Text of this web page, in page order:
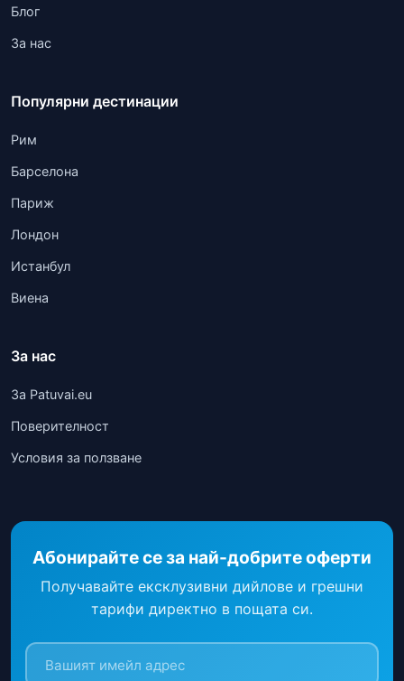
Блог
За нас
Популярни дестинации
Рим
Барселона
Париж
Лондон
Истанбул
Виена
За нас
За Patuvai.eu
Поверителност
Условия за ползване
Абонирайте се за най-добрите оферти
Получавайте ексклузивни дийлове и грешни
тарифи директно в пощата си.